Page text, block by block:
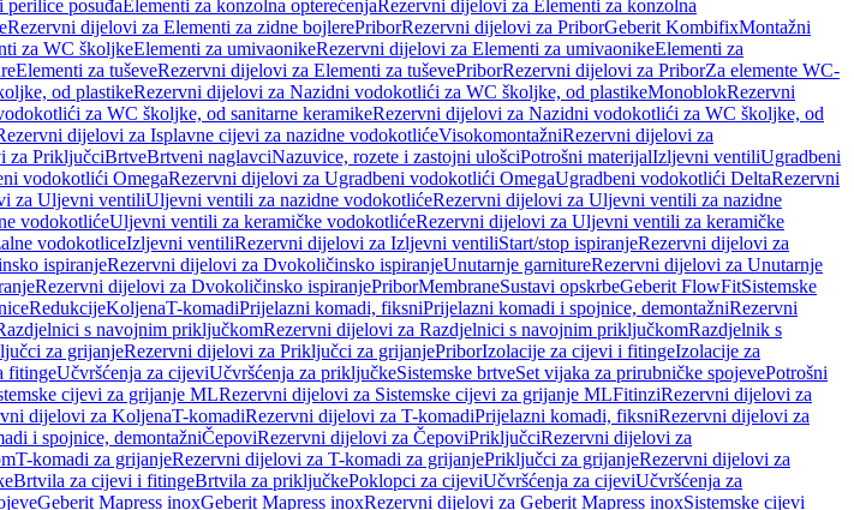
posuđaElementi za konzolna opterećenjaRezervni dijelovi za Elementi za konzolna
Rezervni dijelovi za Elementi za zidne bojlerePriborRezervni dijelovi za PriborGeberit KombifixMontažni
za WC školjkeElementi za umivaonikeRezervni dijelovi za Elementi za umivaonikeElementi za
Elementi za tuševeRezervni dijelovi za Elementi za tuševePriborRezervni dijelovi za PriborZa elemente WC-
od plastikeRezervni dijelovi za Nazidni vodokotlići za WC školjke, od plastikeMonoblokRezervni
za WC školjke, od sanitarne keramikeRezervni dijelovi za Nazidni vodokotlići za WC školjke, od
dijelovi za Isplavne cijevi za nazidne vodokotlićeVisokomontažniRezervni dijelovi za
za PriključciBrtveBrtveni naglavciNazuvice, rozete i zastojni ulošciPotrošni materijalIzljevni ventiliUgradbeni
vodokotlići OmegaRezervni dijelovi za Ugradbeni vodokotlići OmegaUgradbeni vodokotlići DeltaRezervni
za Uljevni ventiliUljevni ventili za nazidne vodokotlićeRezervni dijelovi za Uljevni ventili za nazidne
vodokotlićeUljevni ventili za keramičke vodokotlićeRezervni dijelovi za Uljevni ventili za keramičke
vodokotliceIzljevni ventiliRezervni dijelovi za Izljevni ventiliStart/stop ispiranjeRezervni dijelovi za
ispiranjeRezervni dijelovi za Dvokoličinsko ispiranjeUnutarnje garnitureRezervni dijelovi za Unutarnje
Rezervni dijelovi za Dvokoličinsko ispiranjePriborMembraneSustavi opskrbeGeberit FlowFitSistemske
RedukcijeKoljenaT-komadiPrijelazni komadi, fiksniPrijelazni komadi i spojnice, demontažniRezervni
s navojnim priključkomRezervni dijelovi za Razdjelnici s navojnim priključkomRazdjelnik s
za grijanjeRezervni dijelovi za Priključci za grijanjePriborIzolacije za cijevi i fitingeIzolacije za
fitingeUčvršćenja za cijeviUčvršćenja za priključkeSistemske brtveSet vijaka za prirubničke spojevePotrošni
cijevi za grijanje MLRezervni dijelovi za Sistemske cijevi za grijanje MLFitinziRezervni dijelovi za
dijelovi za KoljenaT-komadiRezervni dijelovi za T-komadiPrijelazni komadi, fiksniRezervni dijelovi za
i spojnice, demontažniČepoviRezervni dijelovi za ČepoviPriključciRezervni dijelovi za
T-komadi za grijanjeRezervni dijelovi za T-komadi za grijanjePriključci za grijanjeRezervni dijelovi za
Brtvila za cijevi i fitingeBrtvila za priključkePoklopci za cijeviUčvršćenja za cijeviUčvršćenja za
Geberit Mapress inoxGeberit Mapress inoxRezervni dijelovi za Geberit Mapress inoxSistemske cijevi